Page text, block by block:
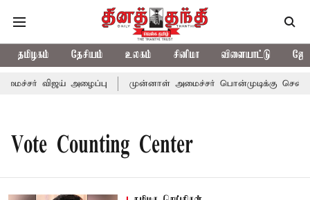
தமிழகம் தேசியம் உலகம் சினிமா விளையாட்டு
விஜய் அழைப்பு முன்னாள் அமைச்சர் பொன்முடிக்கு சென்னை
Vote Counting Center